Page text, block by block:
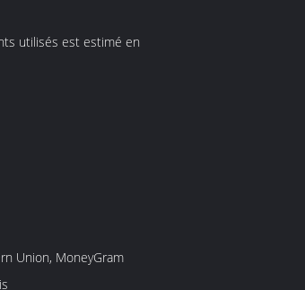
utilisés est estimé en
Union, MoneyGram